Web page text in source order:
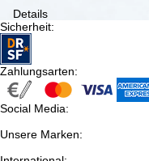
kostenfrei
…
Details
Sicherheit:
Zahlungsarten:
Social Media:
Unsere Marken: